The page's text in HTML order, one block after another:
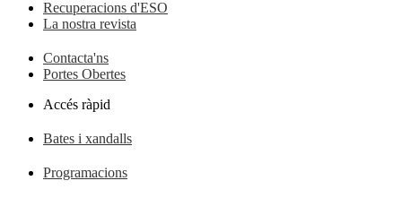
Recuperacions d'ESO
La nostra revista
Contacta'ns
Portes Obertes
Accés ràpid
Bates i xandalls
Programacions